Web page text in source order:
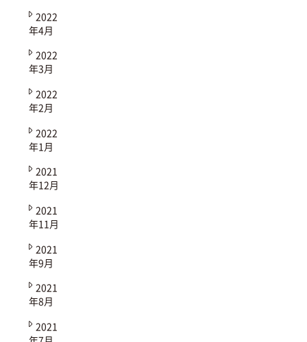
2022
年4月
2022
年3月
2022
年2月
2022
年1月
2021
年12月
2021
年11月
2021
年9月
2021
年8月
2021